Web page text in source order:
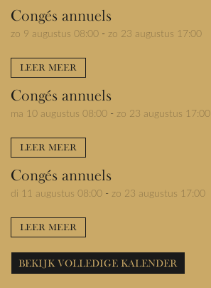
Congés annuels
zo 9 augustus 08:00 - zo 23 augustus 17:00
LEER MEER
Congés annuels
ma 10 augustus 08:00 - zo 23 augustus 17:00
LEER MEER
Congés annuels
di 11 augustus 08:00 - zo 23 augustus 17:00
LEER MEER
BEKIJK VOLLEDIGE KALENDER